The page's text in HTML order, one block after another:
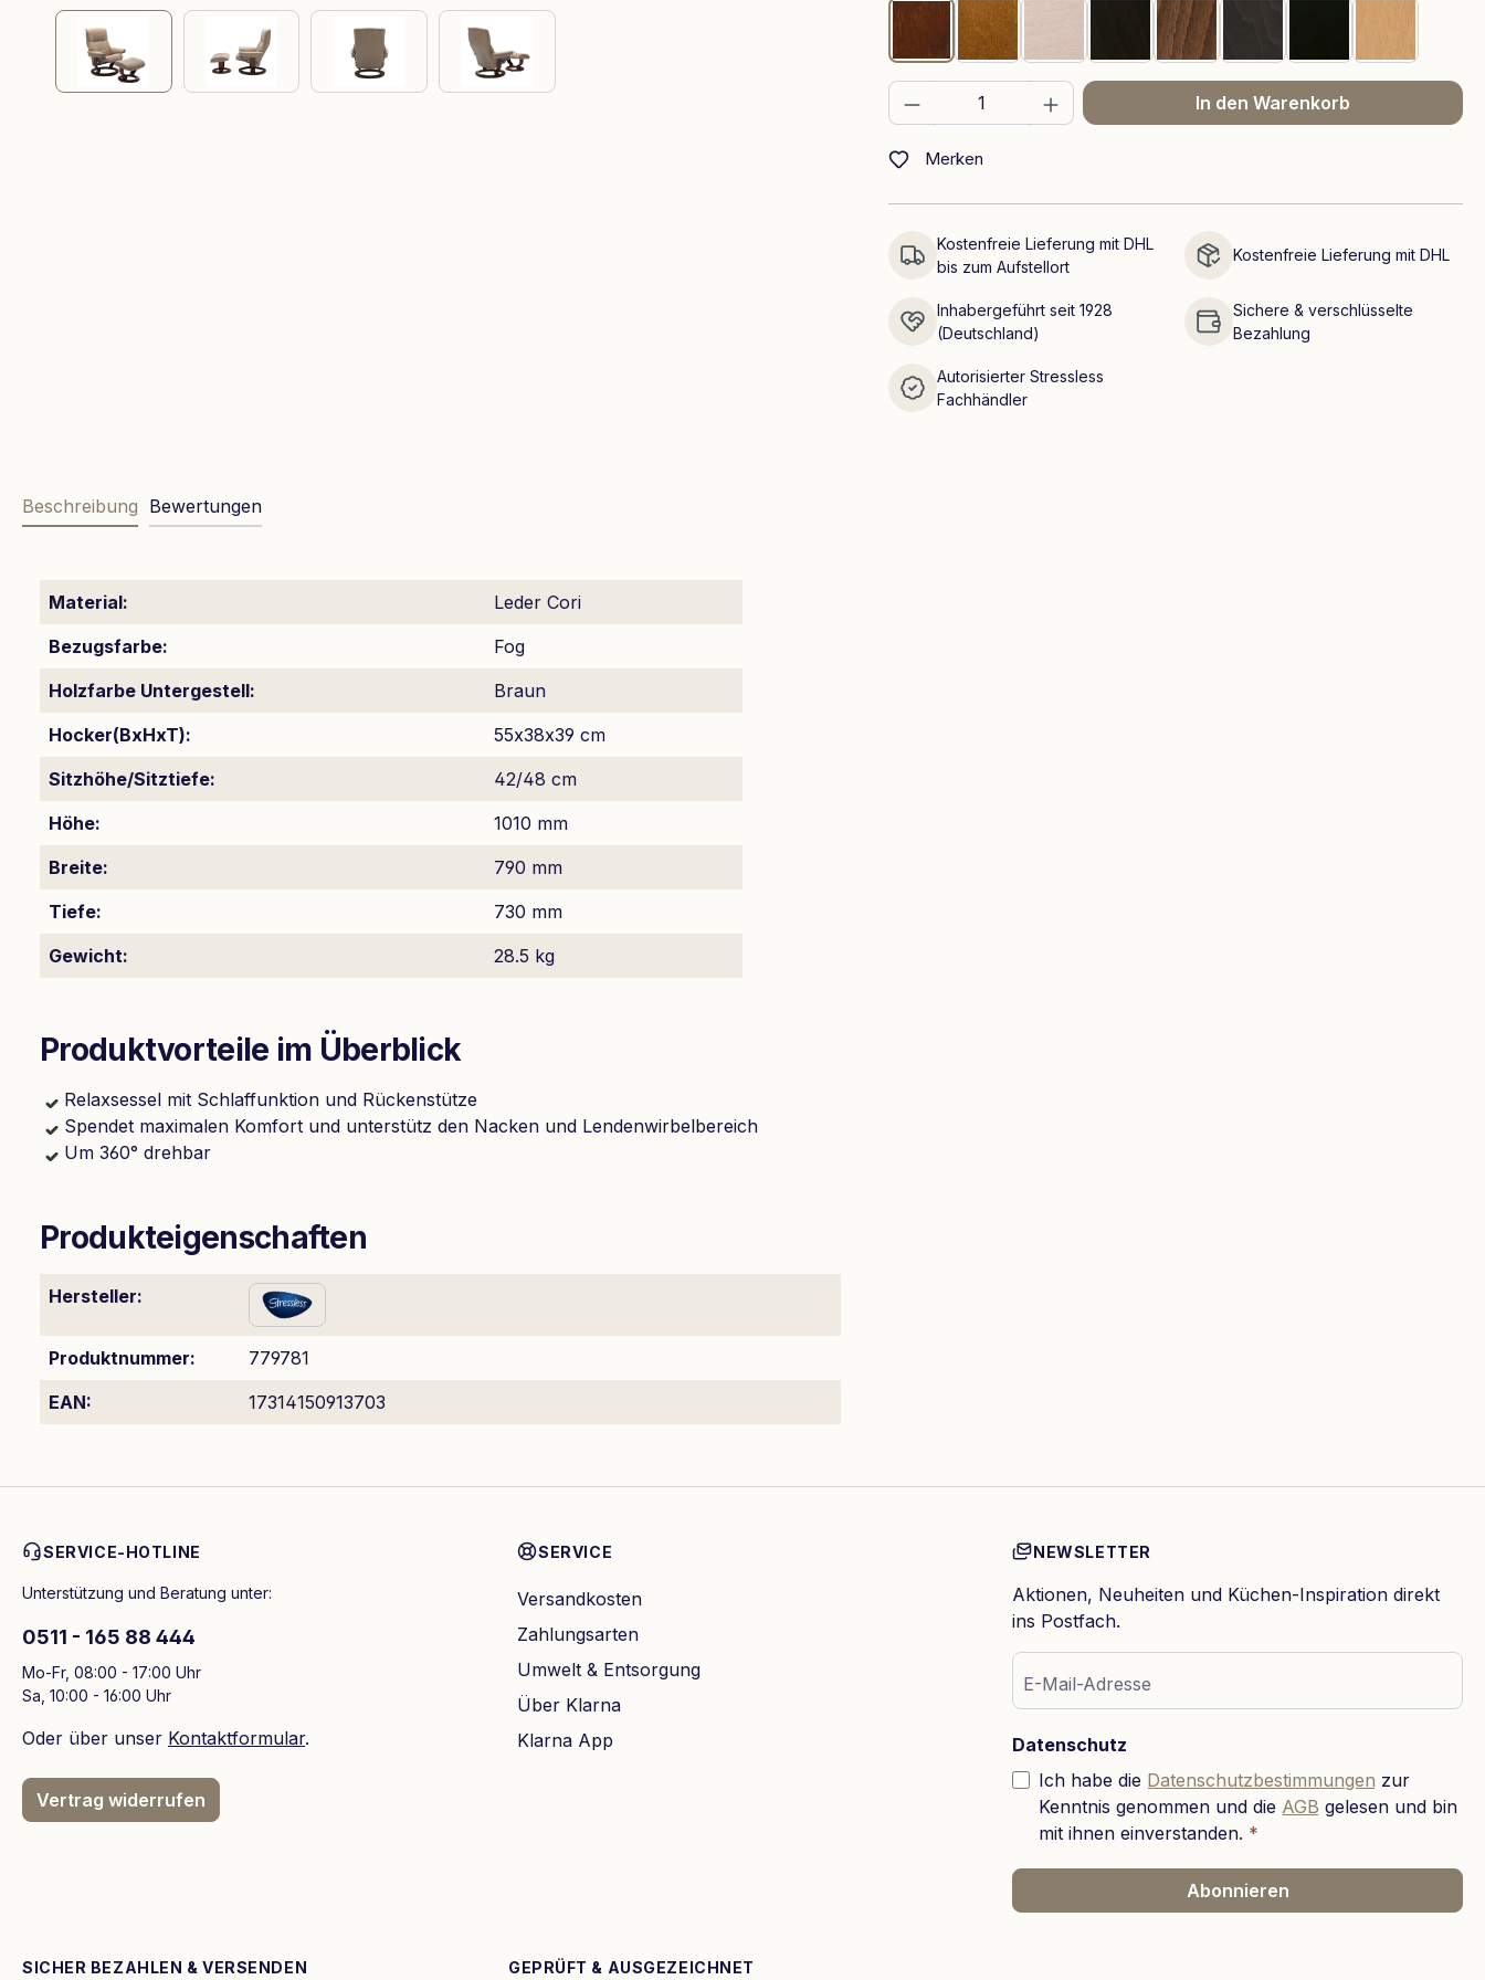
Braun Teak Wenge Walnuss Eiche
Produkt Anzahl: Gib den gewünschten Wert
In den Warenkorb
Merken
Kostenfreie Lieferung mit DHL
bis zum Aufstellort
Kostenfreie Lieferung mit DHL
Inhabergeführt seit 1928
(Deutschland)
Sichere & verschlüsselte
Bezahlung
Autorisierter Stressless
Fachhändler
Beschreibung Bewertungen
Material:
Leder Cori
Bezugsfarbe:
Fog
Holzfarbe Untergestell:
Braun
Hocker(BxHxT):
55x38x39 cm
Sitzhöhe/Sitztiefe:
42/48 cm
Höhe:
1010 mm
Breite:
790 mm
Tiefe:
730 mm
Gewicht:
28.5 kg
Produktvorteile im Überblick
Relaxsessel mit Schlaffunktion und Rückenstütze
Spendet maximalen Komfort und unterstütz den Nacken und Lendenwirbelbereich
Um 360° drehbar
Produkteigenschaften
Hersteller:
Produktnummer:
779781
EAN:
17314150913703
SERVICE-HOTLINE
Unterstützung und Beratung unter:
0511 - 165 88 444
Mo-Fr, 08:00 - 17:00 Uhr
Sa, 10:00 - 16:00 Uhr
Oder über unser Kontaktformular.
Vertrag widerrufen
SERVICE
Versandkosten
Zahlungsarten
Umwelt & Entsorgung
Über Klarna
Klarna App
NEWSLETTER
Aktionen, Neuheiten und Küchen-Inspiration direkt
ins Postfach.
E-Mail-Adresse
Datenschutz
Ich habe die Datenschutzbestimmungen zur
Kenntnis genommen und die AGB gelesen und bin
mit ihnen einverstanden. *
Abonnieren
SICHER BEZAHLEN & VERSENDEN GEPRÜFT & AUSGEZEICHNET